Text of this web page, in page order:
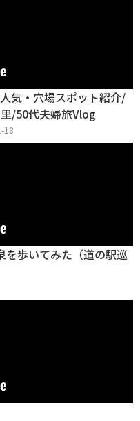
気・穴場スポット紹介/
/50代夫婦旅Vlog
18
を歩いてみた（道の駅巡